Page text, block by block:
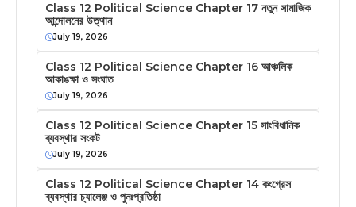
Class 12 Political Science Chapter 17 নতুন সামাজিক
আন্দোলনের উত্থান
July 19, 2026
Class 12 Political Science Chapter 16 আঞ্চলিক
আকাঙক্ষা ও সংঘাত
July 19, 2026
Class 12 Political Science Chapter 15 সাংবিধানিক
ব্যবস্থার সংকট
July 19, 2026
Class 12 Political Science Chapter 14 কংগ্রেস
ব্যবস্থার চ্যালেঞ্জ ও পুনঃপ্রতিষ্ঠা